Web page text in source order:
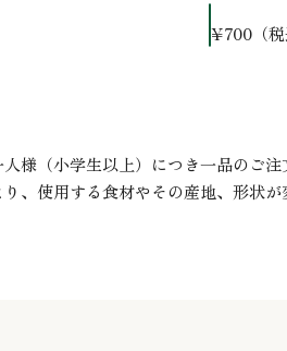
¥700（税
様（小学生以上）につき一品のご
、使用する食材やその産地、形状